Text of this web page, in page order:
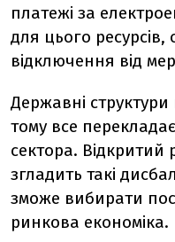
платежі за
для цього
відключення від
Державні структури
тому все
сектора.
згладить такі
зможе вибирати
ринкова економіка.